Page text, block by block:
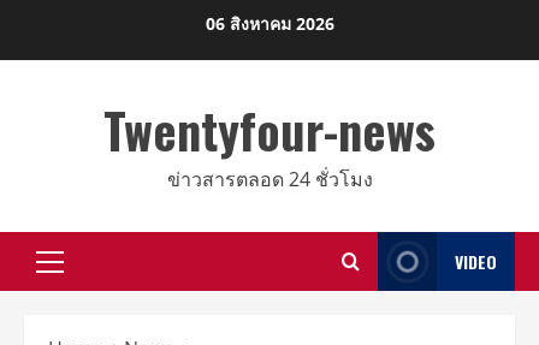
06 สิงหาคม 2026
Twentyfour-news
ข่าวสารตลอด 24 ชั่วโมง
Primary
VIDEO